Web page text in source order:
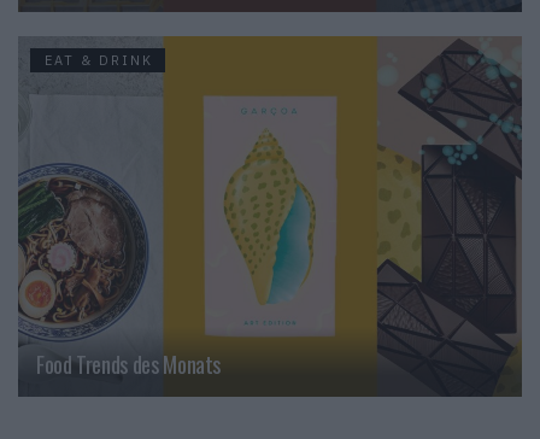
EAT & DRINK
Food Trends des Monats